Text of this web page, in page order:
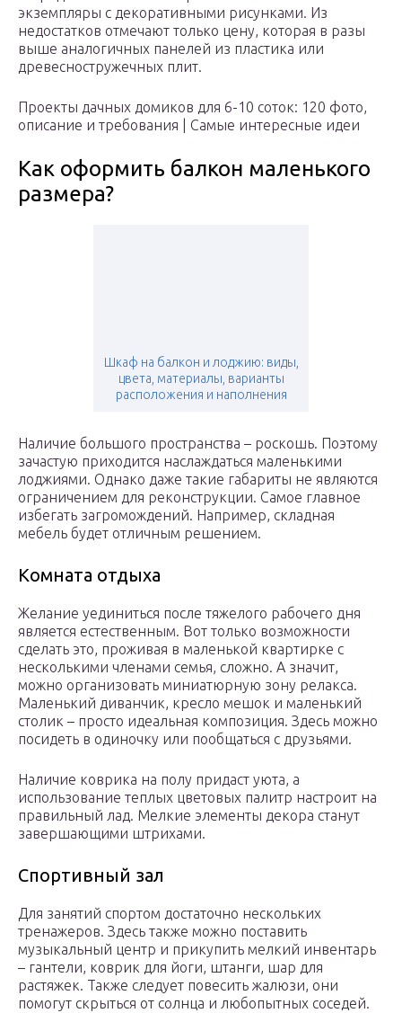
экземпляры с декоративными рисунками. Из
недостатков отмечают только цену, которая в разы
выше аналогичных панелей из пластика или
древесностружечных плит.
Проекты дачных домиков для 6-10 соток: 120 фото,
описание и требования | Самые интересные идеи
Как оформить балкон маленького
размера?
Шкаф на балкон и лоджию: виды,
цвета, материалы, варианты
расположения и наполнения
Наличие большого пространства – роскошь. Поэтому
зачастую приходится наслаждаться маленькими
лоджиями. Однако даже такие габариты не являются
ограничением для реконструкции. Самое главное
избегать загромождений. Например, складная
мебель будет отличным решением.
Комната отдыха
Желание уединиться после тяжелого рабочего дня
является естественным. Вот только возможности
сделать это, проживая в маленькой квартирке с
несколькими членами семья, сложно. А значит,
можно организовать миниатюрную зону релакса.
Маленький диванчик, кресло мешок и маленький
столик – просто идеальная композиция. Здесь можно
посидеть в одиночку или пообщаться с друзьями.
Наличие коврика на полу придаст уюта, а
использование теплых цветовых палитр настроит на
правильный лад. Мелкие элементы декора станут
завершающими штрихами.
Спортивный зал
Для занятий спортом достаточно нескольких
тренажеров. Здесь также можно поставить
музыкальный центр и прикупить мелкий инвентарь
– гантели, коврик для йоги, штанги, шар для
растяжек. Также следует повесить жалюзи, они
помогут скрыться от солнца и любопытных соседей.